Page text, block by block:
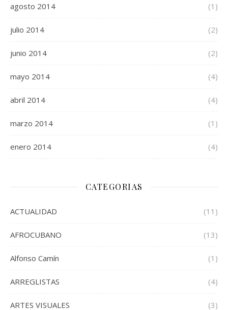
agosto 2014 (1)
julio 2014 (2)
junio 2014 (2)
mayo 2014 (4)
abril 2014 (4)
marzo 2014 (1)
enero 2014 (4)
CATEGORIAS
ACTUALIDAD (11)
AFROCUBANO (13)
Alfonso Camín (1)
ARREGLISTAS (4)
ARTES VISUALES (3)